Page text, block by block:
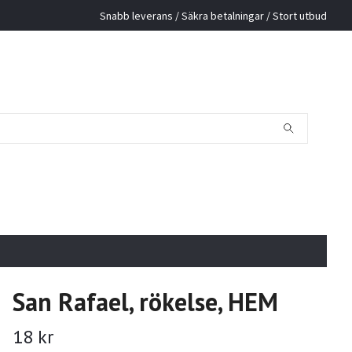
Snabb leverans / Säkra betalningar / Stort utbud
San Rafael, rökelse, HEM
18 kr